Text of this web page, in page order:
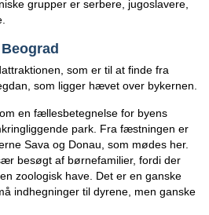
grupper er serbere, jugoslavere,
som er til at finde fra
som ligger hævet over bykernen.
en fællesbetegnelse for byens
park. Fra fæstningen er
Sava og Donau, som mødes her.
besøgt af børnefamilier, fordi der
zoologisk have. Det er en ganske
indhegninger til dyrene, men ganske